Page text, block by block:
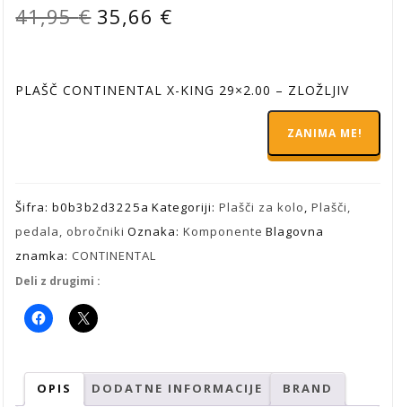
41,95€ Izvirna
je
35,66 €
je:
PLAŠČ CONTINENTAL X-KING 29×2.00 – ZLOŽLJIV
ZANIMA ME!
Šifra:b0b3b2d3225a Kategoriji:Plašči za kolo,Plašči,
pedala, obročniki Oznaka:Komponente Blagovna
znamka: CONTINENTAL
Deli z drugimi :
OPIS DODATNE INFORMACIJE BRAND